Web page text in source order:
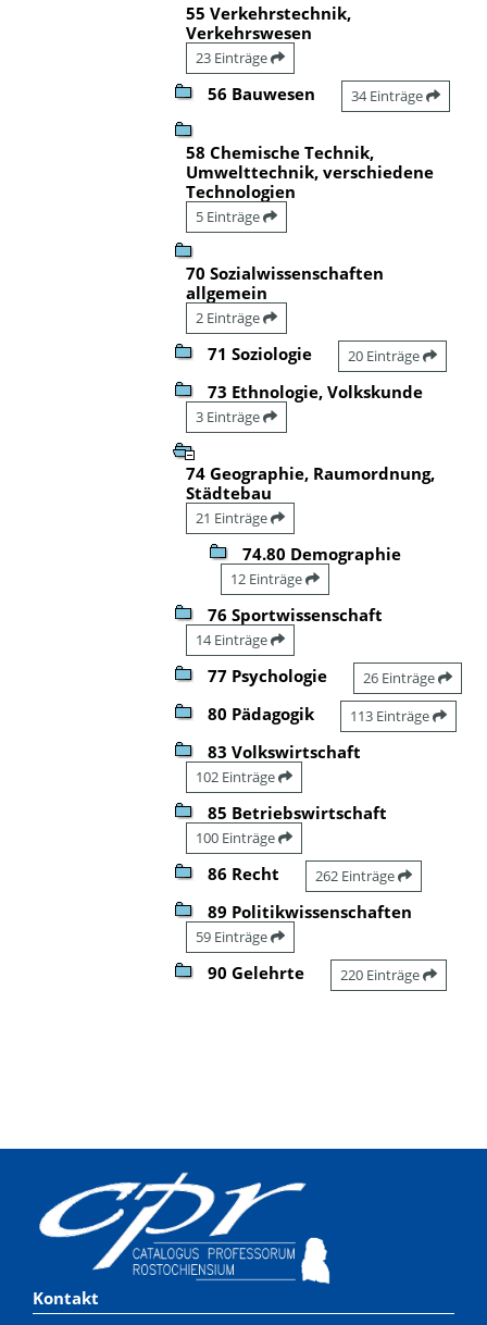
55 Verkehrstechnik,
Verkehrswesen
23 Einträge
56 Bauwesen 34 Einträge
58 Chemische Technik,
Umwelttechnik, verschiedene
Technologien
5 Einträge
70 Sozialwissenschaften
allgemein
2 Einträge
71 Soziologie 20 Einträge
73 Ethnologie, Volkskunde
3 Einträge
74 Geographie, Raumordnung,
Städtebau
21 Einträge
74.80 Demographie
12 Einträge
76 Sportwissenschaft
14 Einträge
77 Psychologie 26 Einträge
80 Pädagogik 113 Einträge
83 Volkswirtschaft
102 Einträge
85 Betriebswirtschaft
100 Einträge
86 Recht 262 Einträge
89 Politikwissenschaften
59 Einträge
90 Gelehrte 220 Einträge
Kontakt